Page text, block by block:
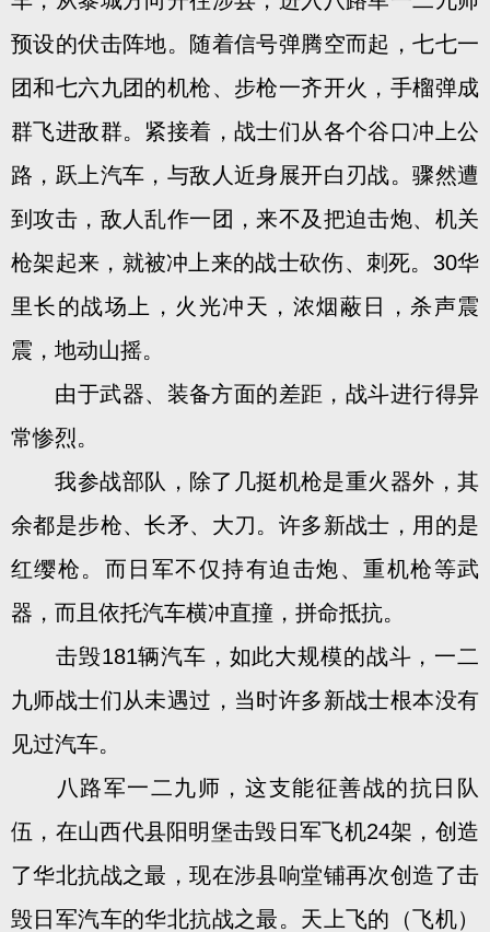
预设的伏击阵地。随着信号弹腾空而起，七七一
团和七六九团的机枪、步枪一齐开火，手榴弹成
群飞进敌群。紧接着，战士们从各个谷口冲上公
路，跃上汽车，与敌人近身展开白刃战。骤然遭
到攻击，敌人乱作一团，来不及把迫击炮、机关
枪架起来，就被冲上来的战士砍伤、刺死。30华
里长的战场上，火光冲天，浓烟蔽日，杀声震
震，地动山摇。
由于武器、装备方面的差距，战斗进行得异
常惨烈。
我参战部队，除了几挺机枪是重火器外，其
余都是步枪、长矛、大刀。许多新战士，用的是
红缨枪。而日军不仅持有迫击炮、重机枪等武
器，而且依托汽车横冲直撞，拼命抵抗。
击毁181辆汽车，如此大规模的战斗，一二
九师战士们从未遇过，当时许多新战士根本没有
见过汽车。
八路军一二九师，这支能征善战的抗日队
伍，在山西代县阳明堡击毁日军飞机24架，创造
了华北抗战之最，现在涉县响堂铺再次创造了击
毁日军汽车的华北抗战之最。天上飞的（飞机）